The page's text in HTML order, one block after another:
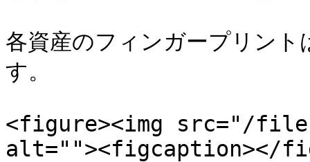
各資産のフィンガープリン
す。
<figure><img src="/files/
alt=""><figcaption></